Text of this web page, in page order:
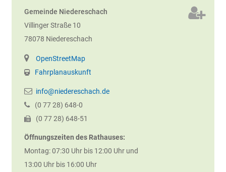
Gemeinde Niedereschach
Villinger Straße 10
78078 Niedereschach
OpenStreetMap
Fahrplanauskunft
info@niedereschach.de
(0 7728) 648-0
(0 7728) 648-51
Öffnungszeiten des Rathauses:
Montag: 07:30 Uhr bis 12:00 Uhr und
13:00 Uhr bis 16:00 Uhr